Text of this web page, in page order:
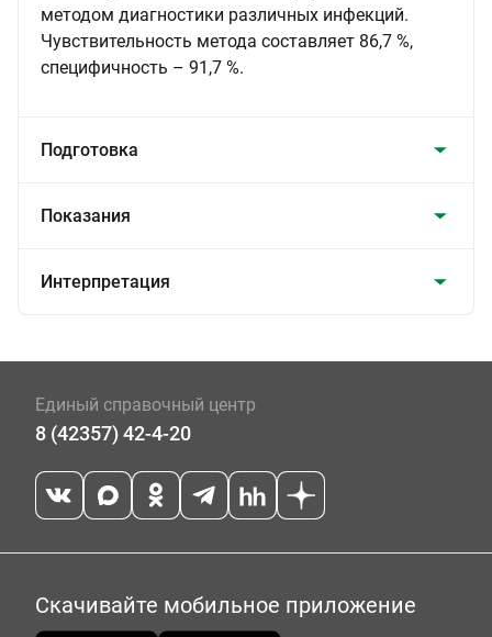
методом диагностики различных инфекций.
Чувствительность метода составляет 86,7 %,
специфичность – 91,7 %.
Подготовка
Показания
Интерпретация
Единый справочный центр
8 (42357) 42-4-20
Скачивайте мобильное приложение